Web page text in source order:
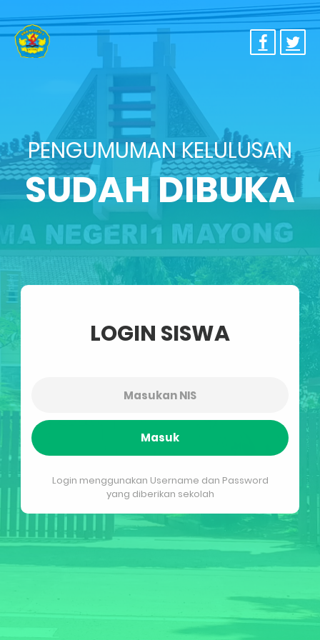
PENGUMUMAN KELULUSAN
SUDAH DIBUKA
LOGIN SISWA
Masuk
Login menggunakan Username dan Password
yang diberikan sekolah